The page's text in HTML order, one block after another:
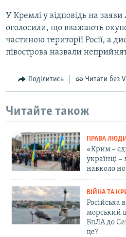
У Кремлі у відповідь на
оголосили, що вважають
частиною території Росії, а
півострова назвали
Поділитись Читати без
Читайте також
ПРАВА
«Крим –
українці –
навколо
ВІЙНА ТА
Російська
морський
БпЛА до
це?